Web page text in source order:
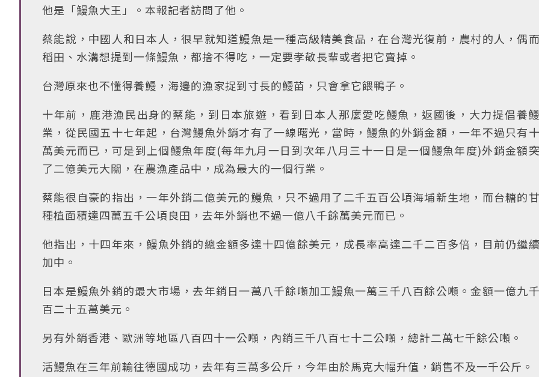
他是「鰻魚大王」。本報記者訪問了他。
蔡能說，中國人和日本人，很早就知道鰻魚是一種高級精美食品，在台灣光復前，農村的人，偶
稻田、水溝想提到一條鰻魚，都捨不得吃，一定要孝敬長輩或者把它賣掉。
台灣原來也不懂得養鰻，海邊的漁家捉到寸長的鰻苗，只會拿它餵鴨子。
十年前，鹿港漁民出身的蔡能，到日本旅遊，看到日本人那麼愛吃鰻魚，返國後，大力提倡養
業，從民國五十七年起，台灣鰻魚外銷才有了一線曙光，當時，鰻魚的外銷金額，一年不過只有
萬美元而已，可是到上個鰻魚年度(每年九月一日到次年八月三十一日是一個鰻魚年度)外銷金額
了二億美元大關，在農漁產品中，成為最大的一個行業。
蔡能很自豪的指出，一年外銷二億美元的鰻魚，只不過用了二千五百公頃海埔新生地，而台糖的
種植面積達四萬五千公頃良田，去年外銷也不過一億八千餘萬美元而已。
他指出，十四年來，鰻魚外銷的總金額多達十四億餘美元，成長率高達二千二百多倍，目前仍繼
加中。
日本是鰻魚外銷的最大市場，去年銷日一萬八千餘噸加工鰻魚一萬三千八百餘公噸。金額一億九
百二十五萬美元。
另有外銷香港、歐洲等地區八百四十一公噸，內銷三千八百七十二公噸，總計二萬七千餘公噸。
活鰻魚在三年前輸往德國成功，去年有三萬多公斤，今年由於馬克大幅升值，銷售不及一千公斤。